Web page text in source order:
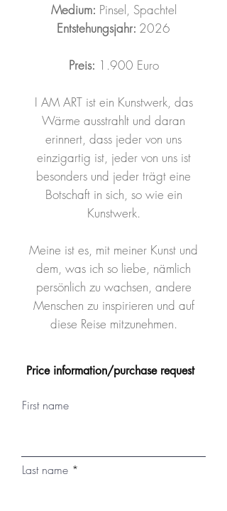
Medium: Pinsel, Spachtel
Entstehungsjahr: 2026
Preis: 1.900 Euro
I AM ART ist ein Kunstwerk, das
Wärme ausstrahlt und daran
erinnert, dass jeder von uns
einzigartig ist, jeder von uns ist
besonders und jeder trägt eine
Botschaft in sich, so wie ein
Kunstwerk.
Meine ist es, mit meiner Kunst und
dem, was ich so liebe, nämlich
persönlich zu wachsen, andere
Menschen zu inspirieren und auf
diese Reise mitzunehmen.
Price information/purchase request
First name
Last name